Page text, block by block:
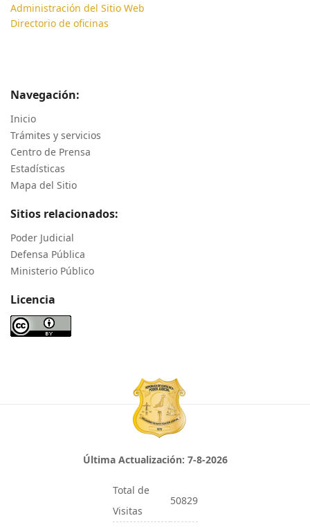
Administración del Sitio Web
Directorio de oficinas
Navegación:
Inicio
Trámites y servicios
Centro de Prensa
Estadísticas
Mapa del Sitio
Sitios relacionados:
Poder Judicial
Defensa Pública
Ministerio Público
Licencia
Última Actualización: 7-8-2026
Total de
Visitas
50829